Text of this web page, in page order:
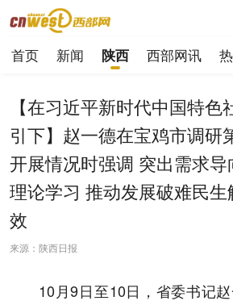
首页 新闻 陕西 西部网讯
【在习近平新时代中国特
引下】赵一德在宝鸡市调研
开展情况时强调 突出需求
理论学习 推动发展破难民
效
来源：陕西日报
10月9日至10日，省委书记